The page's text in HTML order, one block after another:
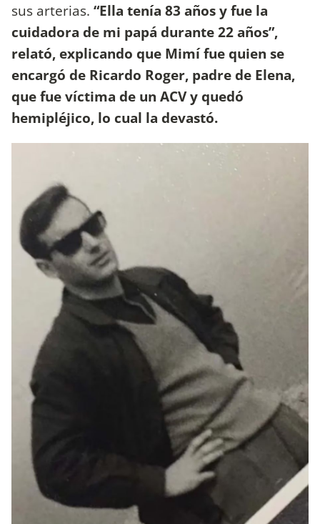
sus arterias. “Ella tenía 83 años y fue la
cuidadora de mi papá durante 22 años”,
relató, explicando que Mimí fue quien se
encargó de Ricardo Roger, padre de Elena,
que fue víctima de un ACV y quedó
hemipléjico, lo cual la devastó.